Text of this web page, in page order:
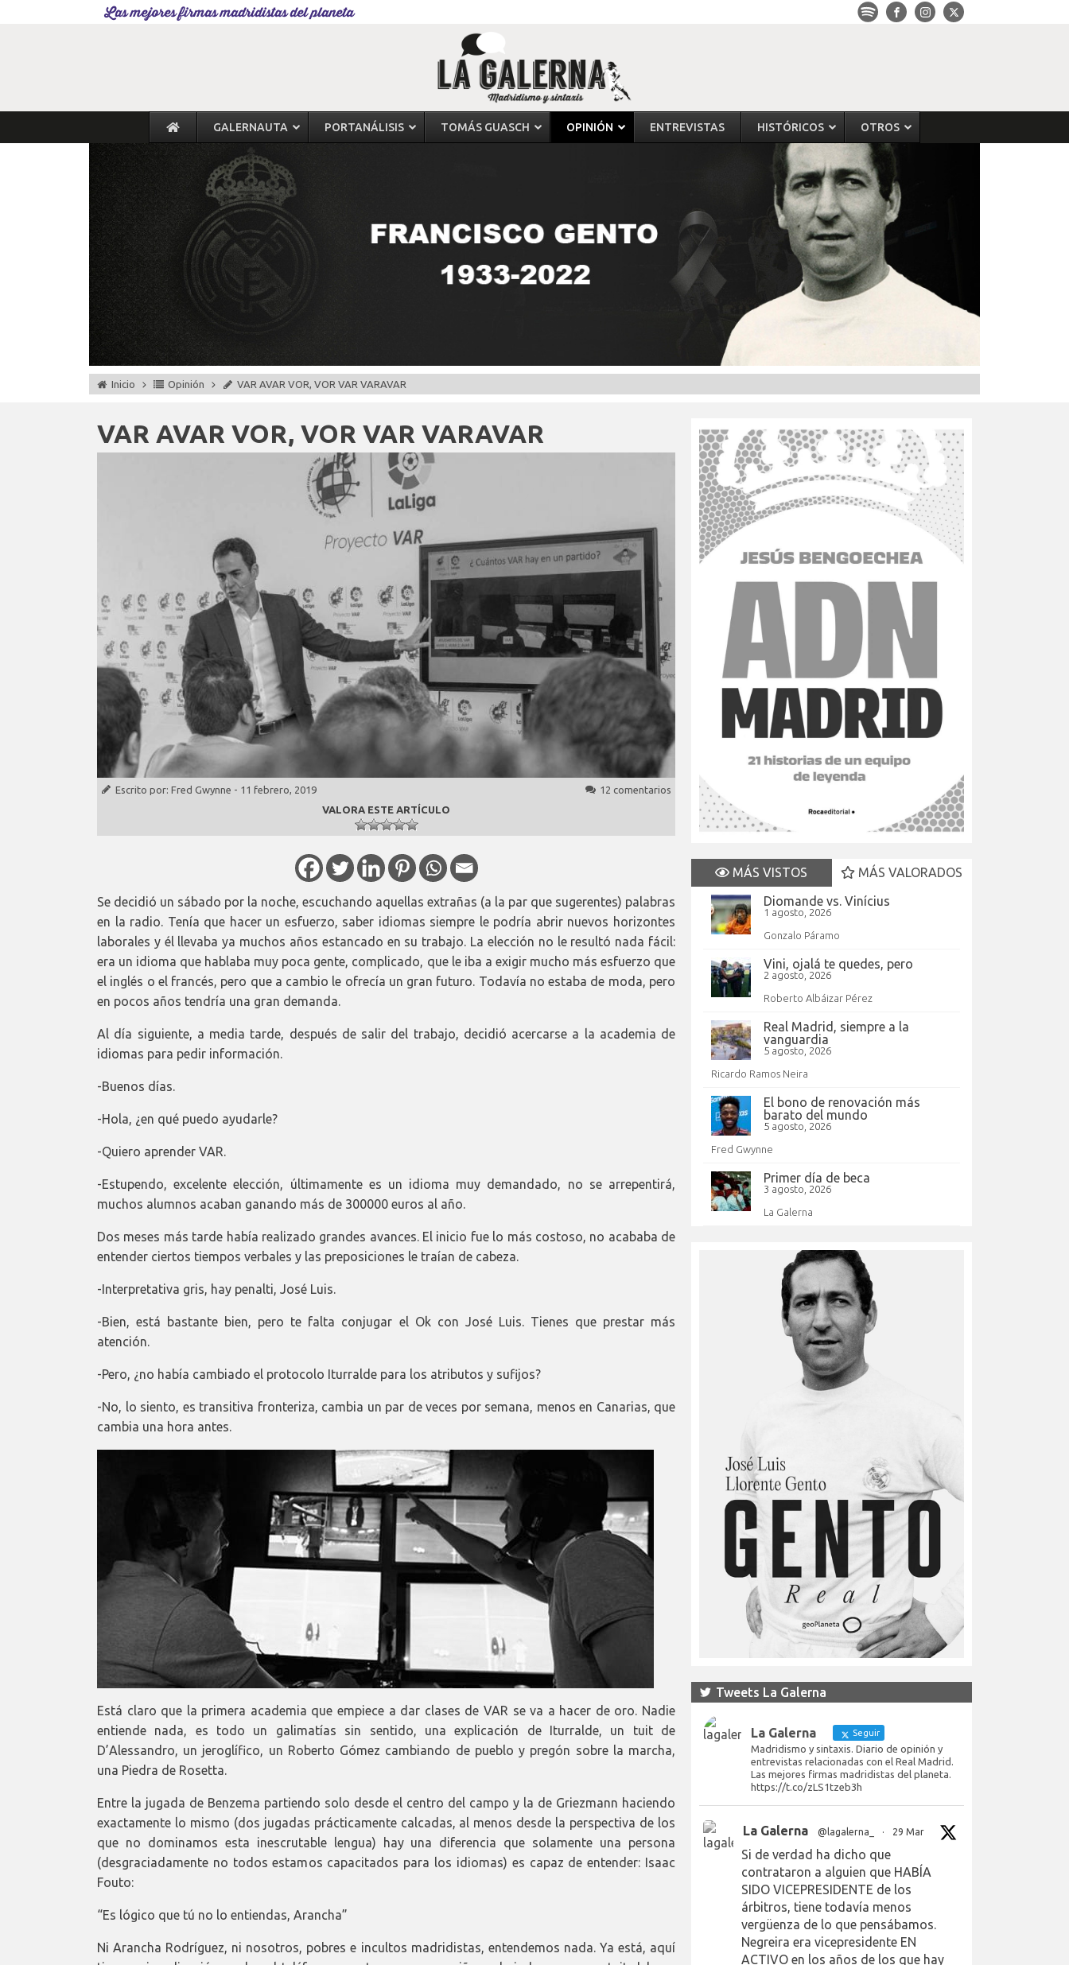
Las mejores firmas madridistas del planeta
GALERNAUTA PORTANÁLISIS TOMÁS GUASCH OPINIÓN ENTREVISTAS HISTÓRICOS OTROS
Inicio Opinión VAR AVAR VOR, VOR VAR VARAVAR
VAR AVAR VOR, VOR VAR VARAVAR
Escrito por: Fred Gwynne - 11 febrero, 2019
12 comentarios
VALORA ESTE ARTÍCULO
Se decidió un sábado por la noche, escuchando aquellas extrañas (a la par que sugerentes) palabras
en la radio. Tenía que hacer un esfuerzo, saber idiomas siempre le podría abrir nuevos horizontes
laborales y él llevaba ya muchos años estancado en su trabajo. La elección no le resultó nada fácil:
era un idioma que hablaba muy poca gente, complicado, que le iba a exigir mucho más esfuerzo que
el inglés o el francés, pero que a cambio le ofrecía un gran futuro. Todavía no estaba de moda, pero
en pocos años tendría una gran demanda.
Al día siguiente, a media tarde, después de salir del trabajo, decidió acercarse a la academia de
idiomas para pedir información.
-Buenos días.
-Hola, ¿en qué puedo ayudarle?
-Quiero aprender VAR.
-Estupendo, excelente elección, últimamente es un idioma muy demandado, no se arrepentirá,
muchos alumnos acaban ganando más de 300000 euros al año.
Dos meses más tarde había realizado grandes avances. El inicio fue lo más costoso, no acababa de
entender ciertos tiempos verbales y las preposiciones le traían de cabeza.
-Interpretativa gris, hay penalti, José Luis.
-Bien, está bastante bien, pero te falta conjugar el Ok con José Luis. Tienes que prestar más
atención.
-Pero, ¿no había cambiado el protocolo Iturralde para los atributos y sufijos?
-No, lo siento, es transitiva fronteriza, cambia un par de veces por semana, menos en Canarias, que
cambia una hora antes.
Está claro que la primera academia que empiece a dar clases de VAR se va a hacer de oro. Nadie
entiende nada, es todo un galimatías sin sentido, una explicación de Iturralde, un tuit de
D’Alessandro, un jeroglífico, un Roberto Gómez cambiando de pueblo y pregón sobre la marcha,
una Piedra de Rosetta.
Entre la jugada de Benzema partiendo solo desde el centro del campo y la de Griezmann haciendo
exactamente lo mismo (dos jugadas prácticamente calcadas, al menos desde la perspectiva de los
que no dominamos esta inescrutable lengua) hay una diferencia que solamente una persona
(desgraciadamente no todos estamos capacitados para los idiomas) es capaz de entender: Isaac
Fouto:
“Es lógico que tú no lo entiendas, Arancha”
Ni Arancha Rodríguez, ni nosotros, pobres e incultos madridistas, entendemos nada. Ya está, aquí
MÁS VISTOS
MÁS VALORADOS
Diomande vs. Vinícius
1 agosto, 2026
Gonzalo Páramo
Vini, ojalá te quedes, pero
2 agosto, 2026
Roberto Albáizar Pérez
Real Madrid, siempre a la
vanguardia
5 agosto, 2026
Ricardo Ramos Neira
El bono de renovación más
barato del mundo
5 agosto, 2026
Fred Gwynne
Primer día de beca
3 agosto, 2026
La Galerna
Tweets La Galerna
La Galerna Seguir
Madridismo y sintaxis. Diario de opinión y
entrevistas relacionadas con el Real Madrid.
Las mejores firmas madridistas del planeta.
https://t.co/zLS1tzeb3h
La Galerna @lagalerna_ · 29 Mar
Si de verdad ha dicho que
contrataron a alguien que HABÍA
SIDO VICEPRESIDENTE de los
árbitros, tiene todavía menos
vergüenza de lo que pensábamos.
Negreira era vicepresidente EN
ACTIVO en los años de los que hay